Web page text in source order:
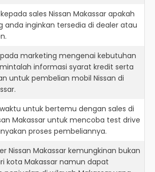
sales Nissan Makassar apakah
anda inginkan tersedia di dealer atau
marketing mengenai kebutuhan
informasi syarat kredit serta
untuk pembelian mobil Nissan di
untuk bertemu dengan sales di
Makassar untuk mencoba test drive
proses pembeliannya.
Nissan Makassar kemungkinan bukan
kota Makassar namun dapat